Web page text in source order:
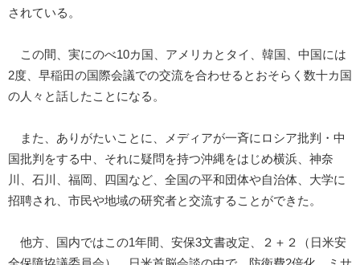
されている。
この間、実にのべ10カ国、アメリカとタイ、韓国、中国には
2度、早稲田の国際会議での交流を合わせるとおそらく数十カ国
の人々と話したことになる。
また、ありがたいことに、メディアが一斉にロシア批判・中
国批判をする中、それに疑問を持つ沖縄をはじめ横浜、神奈
川、石川、福岡、四国など、全国の平和団体や自治体、大学に
招聘され、市民や地域の研究者と交流することができた。
他方、国内ではこの1年間、安保3文書改定、２＋２（日米安